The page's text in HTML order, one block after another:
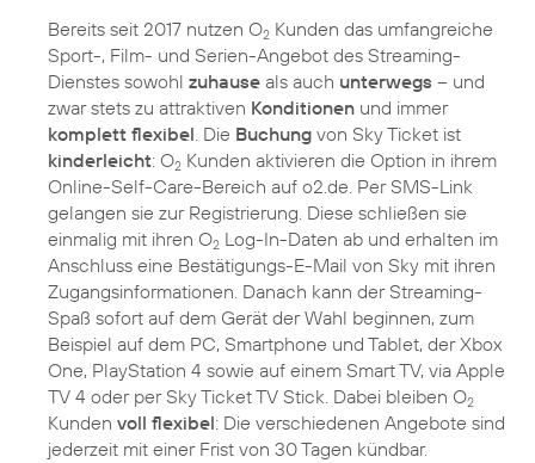
Bereits seit 2017 nutzen O2 Kunden das umfangreiche
Sport-, Film- und Serien-Angebot des Streaming-
Dienstes sowohl zuhause als auch unterwegs – und
zwar stets zu attraktiven Konditionen und immer
komplett flexibel. Die Buchung von Sky Ticket ist
kinderleicht: O2 Kunden aktivieren die Option in ihrem
Online-Self-Care-Bereich auf o2.de. Per SMS-Link
gelangen sie zur Registrierung. Diese schließen sie
einmalig mit ihren O2 Log-In-Daten ab und erhalten im
Anschluss eine Bestätigungs-E-Mail von Sky mit ihren
Zugangsinformationen. Danach kann der Streaming-
Spaß sofort auf dem Gerät der Wahl beginnen, zum
Beispiel auf dem PC, Smartphone und Tablet, der Xbox
One, PlayStation 4 sowie auf einem Smart TV, via Apple
TV 4 oder per Sky Ticket TV Stick. Dabei bleiben O2
Kunden voll flexibel: Die verschiedenen Angebote sind
jederzeit mit einer Frist von 30 Tagen kündbar.